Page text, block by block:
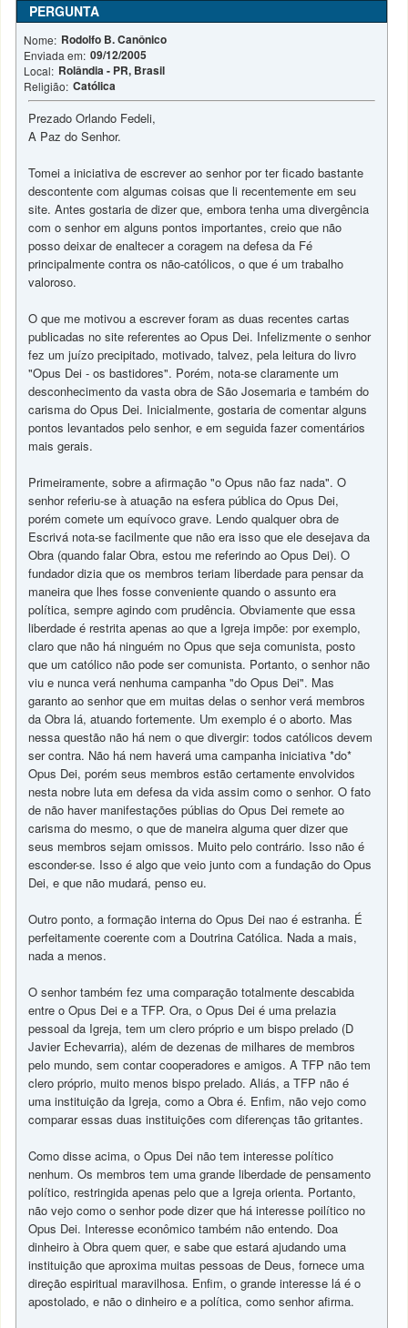
PERGUNTA
Nome: Rodolfo B. Canônico
Enviada em: 09/12/2005
Local: Rolândia - PR, Brasil
Religião: Católica
Prezado Orlando Fedeli,
A Paz do Senhor.
Tomei a iniciativa de escrever ao senhor por ter ficado bastante
descontente com algumas coisas que li recentemente em seu
site. Antes gostaria de dizer que, embora tenha uma divergência
com o senhor em alguns pontos importantes, creio que não
posso deixar de enaltecer a coragem na defesa da Fé
principalmente contra os não-católicos, o que é um trabalho
valoroso.
O que me motivou a escrever foram as duas recentes cartas
publicadas no site referentes ao Opus Dei. Infelizmente o senhor
fez um juízo precipitado, motivado, talvez, pela leitura do livro
"Opus Dei - os bastidores". Porém, nota-se claramente um
desconhecimento da vasta obra de São Josemaria e também do
carisma do Opus Dei. Inicialmente, gostaria de comentar alguns
pontos levantados pelo senhor, e em seguida fazer comentários
mais gerais.
Primeiramente, sobre a afirmação "o Opus não faz nada". O
senhor referiu-se à atuação na esfera pública do Opus Dei,
porém comete um equívoco grave. Lendo qualquer obra de
Escrivá nota-se facilmente que não era isso que ele desejava da
Obra (quando falar Obra, estou me referindo ao Opus Dei). O
fundador dizia que os membros teriam liberdade para pensar da
maneira que lhes fosse conveniente quando o assunto era
política, sempre agindo com prudência. Obviamente que essa
liberdade é restrita apenas ao que a Igreja impõe: por exemplo,
claro que não há ninguém no Opus que seja comunista, posto
que um católico não pode ser comunista. Portanto, o senhor não
viu e nunca verá nenhuma campanha "do Opus Dei". Mas
garanto ao senhor que em muitas delas o senhor verá membros
da Obra lá, atuando fortemente. Um exemplo é o aborto. Mas
nessa questão não há nem o que divergir: todos católicos devem
ser contra. Não há nem haverá uma campanha iniciativa *do*
Opus Dei, porém seus membros estão certamente envolvidos
nesta nobre luta em defesa da vida assim como o senhor. O fato
de não haver manifestações públias do Opus Dei remete ao
carisma do mesmo, o que de maneira alguma quer dizer que
seus membros sejam omissos. Muito pelo contrário. Isso não é
esconder-se. Isso é algo que veio junto com a fundação do Opus
Dei, e que não mudará, penso eu.
Outro ponto, a formação interna do Opus Dei nao é estranha. É
perfeitamente coerente com a Doutrina Católica. Nada a mais,
nada a menos.
O senhor também fez uma comparação totalmente descabida
entre o Opus Dei e a TFP. Ora, o Opus Dei é uma prelazia
pessoal da Igreja, tem um clero próprio e um bispo prelado (D
Javier Echevarria), além de dezenas de milhares de membros
pelo mundo, sem contar cooperadores e amigos. A TFP não tem
clero próprio, muito menos bispo prelado. Aliás, a TFP não é
uma instituição da Igreja, como a Obra é. Enfim, não vejo como
comparar essas duas instituições com diferenças tão gritantes.
Como disse acima, o Opus Dei não tem interesse político
nenhum. Os membros tem uma grande liberdade de pensamento
político, restringida apenas pelo que a Igreja orienta. Portanto,
não vejo como o senhor pode dizer que há interesse poilítico no
Opus Dei. Interesse econômico também não entendo. Doa
dinheiro à Obra quem quer, e sabe que estará ajudando uma
instituição que aproxima muitas pessoas de Deus, fornece uma
direção espiritual maravilhosa. Enfim, o grande interesse lá é o
apostolado, e não o dinheiro e a política, como senhor afirma.